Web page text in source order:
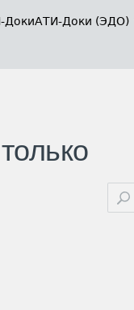
ДокиАТИ-Доки (ЭДО)